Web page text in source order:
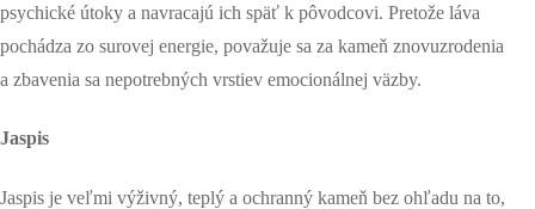
psychické útoky a navracajú ich späť k pôvodcovi. Pretože láva
pochádza zo surovej energie, považuje sa za kameň znovuzrodenia
a zbavenia sa nepotrebných vrstiev emocionálnej väzby.
Jaspis
Jaspis je veľmi výživný, teplý a ochranný kameň bez ohľadu na to,